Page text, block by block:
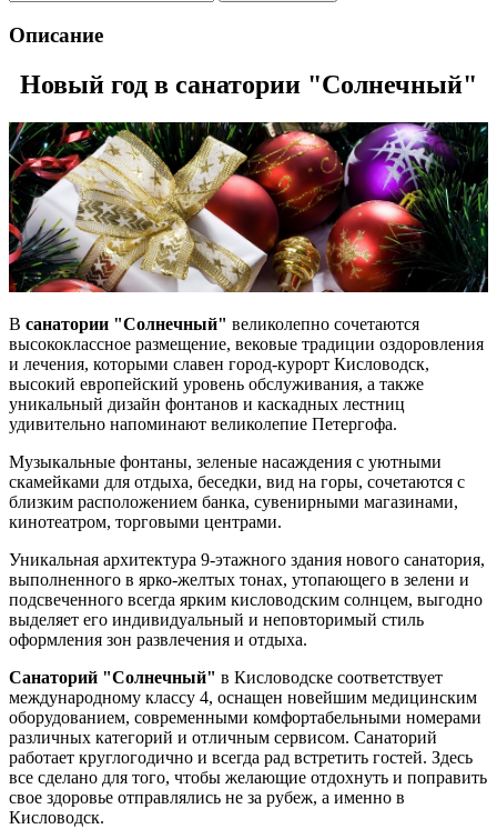
Описание
Новый год в санатории "Солнечный"
В санатории "Солнечный" великолепно сочетаются
высококлассное размещение, вековые традиции оздоровления
и лечения, которыми славен город-курорт Кисловодск,
высокий европейский уровень обслуживания, а также
уникальный дизайн фонтанов и каскадных лестниц
удивительно напоминают великолепие Петергофа.
Музыкальные фонтаны, зеленые насаждения с уютными
скамейками для отдыха, беседки, вид на горы, сочетаются с
близким расположением банка, сувенирными магазинами,
кинотеатром, торговыми центрами.
Уникальная архитектура 9-этажного здания нового санатория,
выполненного в ярко-желтых тонах, утопающего в зелени и
подсвеченного всегда ярким кисловодским солнцем, выгодно
выделяет его индивидуальный и неповторимый стиль
оформления зон развлечения и отдыха.
Санаторий "Солнечный" в Кисловодске соответствует
международному классу 4, оснащен новейшим медицинским
оборудованием, современными комфортабельными номерами
различных категорий и отличным сервисом. Санаторий
работает круглогодично и всегда рад встретить гостей. Здесь
все сделано для того, чтобы желающие отдохнуть и поправить
свое здоровье отправлялись не за рубеж, а именно в
Кисловодск.